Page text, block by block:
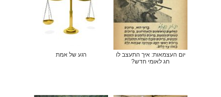
יום העצמאות: איך התעצב לו
חג לאומי חדש?
רגע של אמת